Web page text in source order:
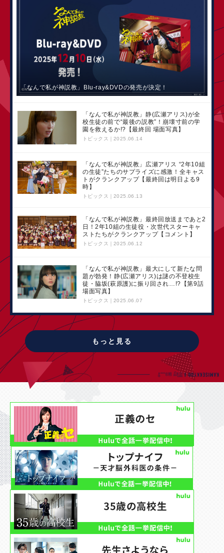
「なんで私が神説教」Blu-ray&DVDの発売が決定！
「なんで私が神説教」静(広瀬アリス)が全
校生徒の前で“最後の説教”！崩壊寸前の学
園を救えるか!?【最終回 場面写真】
トピックス 2025.06.14
「なんで私が神説教」広瀬アリス “2年10組
の生徒”たちのサプライズに感激！全キャス
トがクランクアップ【最終回は明日よる9
時】
トピックス 2025.06.13
「なんで私が神説教」最終回放送まであと2
日！2年10組の生徒役・次世代スターキャ
ストたちがクランクアップ【コメント】
トピックス 2025.06.12
「なんで私が神説教」最大にして新たな問
題が勃発！静(広瀬アリス)は謎の不登校生
徒・脇坂(萩原護)に振り回され…!?【第9話
場面写真】
トピックス 2025.06.07
もっと見る